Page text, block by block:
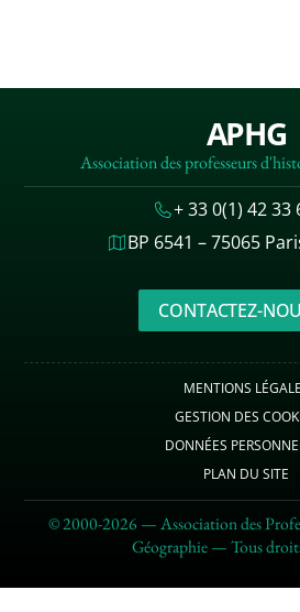
APHG
Association des professeurs
+ 33 0(1) 42 33
BP 6541 – 75065
CONTACTEZ-
MENTIONS
GESTION DES
DONNÉES
PLAN DU SITE
© 2000-2026 — Association des
Géographie — Tous